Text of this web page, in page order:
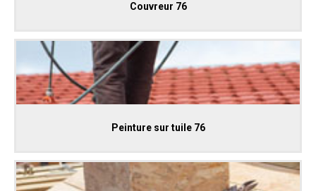
Couvreur 76
Peinture sur tuile 76